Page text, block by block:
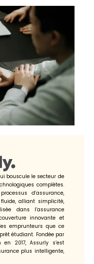
bouscule le secteur de
complètes.
d’assurance,
alliant simplicité,
dans l’assurance
innovante et
emprunteurs que ce
étudiant. Fondée par
en 2017, Assurly s’est
plus intelligente,